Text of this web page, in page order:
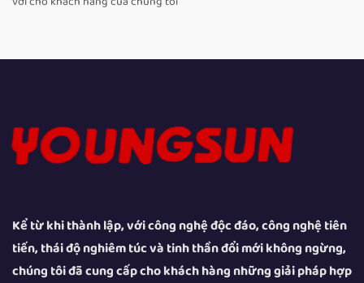
Kể từ khi thành lập, với công nghệ độc đáo, công nghệ tiên
tiến, thái độ nghiêm túc và tinh thần đổi mới không ngừng,
chúng tôi đã cung cấp cho khách hàng những giải pháp hợp